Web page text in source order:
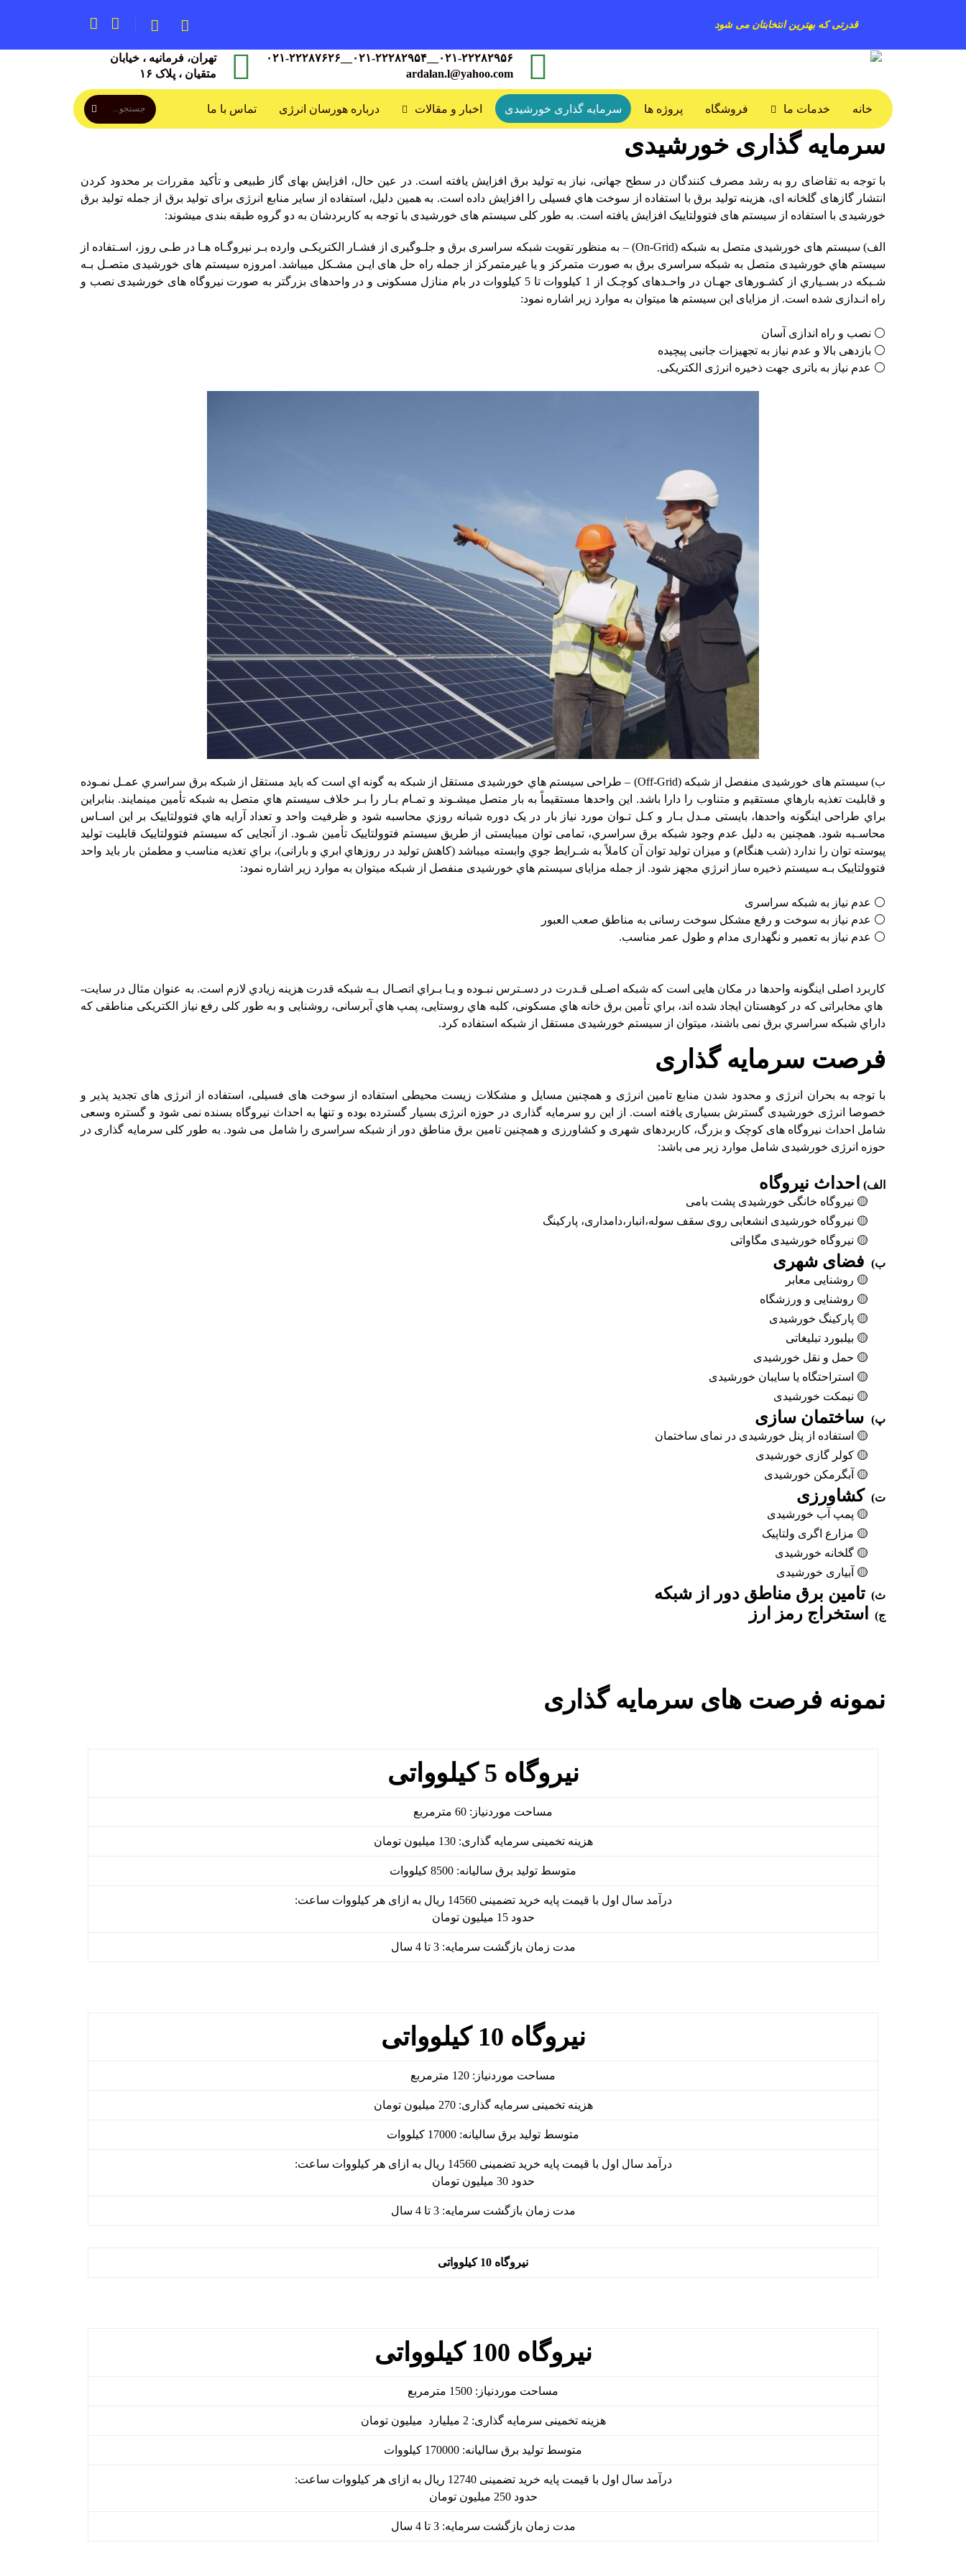
قدرتی که بهترین انتخابتان می شود
۰۲۱-۲۲۲۸۲۹۵۶__۰۲۱-۲۲۲۸۲۹۵۴__۰۲۱-۲۲۲۸۷۶۲۶
ardalan.l@yahoo.com
تهران، فرمانیه ، خیابان
متقیان ، پلاک ۱۶
خانه خدمات ما فروشگاه پروژه ها سرمایه گذاری خورشیدی اخبار و مقالات درباره هورسان انرژی تماس با ما
سرمایه گذاری خورشیدی
با توجه به تقاضای رو به رشد مصرف کنندگان در سطح جهانی، نیاز به تولید برق افزایش یافته است. در عین حال، افزایش بهای گاز طبیعی و تأکید مقررات بر محدود کردن
انتشار گازهای گلخانه­ ای، هزینه تولید برق با استفاده از سوخت هاي فسیلی را افزایش داده است. به همین دلیل، استفاده از سایر منابع انرژی برای تولید برق از جمله تولید برق
خورشیدی با استفاده از سیستم­ های فتوولتاییک افزایش یافته است. به­ طور کلی سیستم­ های خورشیدی با توجه به کاربردشان به دو گروه طبقه ­بندی می­شوند:
الف) سیستم ­های خورشیدی متصل به شبکه (On-Grid)– به ­منظور تقویت شبکه سراسری برق و جلـوگیری از فشـار الکتریکـی وارده بـر نیروگـاه ­هـا در طـی روز، اسـتفاده از
سیستم­ هاي خورشیدی متصل به شبکه سراسری برق به­ صورت متمرکز و یا غیرمتمرکز از جمله راه حل­ های ایـن مشـکل می­باشد. امروزه سیستم ­های خورشیدی متصـل بـه
شـبکه در بسـیاري از کشـورهای جهـان در واحـدهای کوچـک از 1 کیلووات تا 5 کیلووات در بام منازل مسکونی و در واحدهای بزرگتر به­ صورت نیروگاه­ های خورشیدی نصب و
راه­ انـدازی شده است. از مزایای این سیستم­ ها میتوان به موارد زیر اشاره نمود:
⚪ نصب و راه ­اندازی آسان
⚪ بازدهی بالا و عدم نیاز به تجهیزات جانبی پیچیده
⚪ عدم نیاز به باتری جهت ذخیره انرژی الکتریکی.
ب) سیستم ­های خورشیدی منفصل از شبکه (Off-Grid) – طراحی سیستم­ هاي خورشیدی مستقل از شبکه به­ گونه­ اي است که باید مستقل از شبکه برق سراسري عمـل نمـوده
و قابلیت تغذیه بارهاي مستقیم و متناوب را دارا باشد. این واحدها مستقیماً به بار متصل می­شـوند و تمـام بـار را بـر خلاف سیستم ­هاي متصل به شبکه تأمین می­نمایند. بنابراین
براي طراحی اینگونه واحدها، بایستی مـدل بـار و کـل تـوان مورد نیاز بار در یک دوره شبانه ­روزي محاسبه شود و ظرفیت واحد و تعداد آرایه ­هاي فتوولتاییک بر این اسـاس
محاسـبه شود. همچنین به دلیل عدم وجود شبکه برق سراسري، تمامی توان میبایستی از طریق سیستم فتوولتاییک تأمین شـود. از آنجایی که سیستم فتوولتاییک قابلیت تولید
پیوسته توان را ندارد (شب هنگام) و میزان تولید توان آن کاملاً به شـرایط جوي وابسته می­باشد (کاهش تولید در روزهاي ابري و بارانی)، براي تغذیه مناسب و مطمئن بار باید واحد
فتوولتاییک بـه سیستم ذخیره ­ساز انرژي مجهز شود. از جمله مزایای سیستم­ هاي خورشیدی منفصل از شبکه می­توان به موارد زیر اشاره نمود:
⚪ عدم نیاز به شبکه سراسری
⚪ عدم نیاز به سوخت و رفع مشکل سوخت رسانی به مناطق صعب العبور
⚪ عدم نیاز به تعمیر و نگهداری مدام و طول عمر مناسب.
کاربرد اصلی اینگونه واحدها در مکان­ هایی است که شبکه اصـلی قـدرت در دسـترس نبـوده و یـا بـراي اتصـال بـه شبکه قدرت هزینه زیادي لازم است. به­ عنوان مثال در سایت­
هاي مخابراتی که در کوهستان ایجاد شده­ اند، براي تأمین برق خانه­ هاي مسکونی، کلبه­ هاي روستایی، پمپ­ هاي آبرسانی، روشنایی و به­ طور کلی رفع نیاز الکتریکی مناطقی که
داراي شبکه سراسري برق نمی­ باشند، می­توان از سیستم خورشیدی مستقل از شبکه استفاده کرد.
فرصت سرمایه گذاری
با توجه به بحران انرژی و محدود شدن منابع تامین انرژی و همچنین مسایل و مشکلات زیست محیطی استفاده از سوخت های فسیلی، استفاده از انرژی های تجدید پذیر و
خصوصا انرژی خورشیدی گسترش بسیاری یافته است. از این رو سرمایه گذاری در حوزه انرژی بسیار گسترده بوده و تنها به احداث نیروگاه بسنده نمی شود و گستره وسعی
شامل احداث نیروگاه های کوچک و بزرگ، کاربردهای شهری و کشاورزی و همچنین تامین برق مناطق دور از شبکه سراسری را شامل می شود. به طور کلی سرمایه گذاری در
حوزه انرژی خورشیدی شامل موارد زیر می باشد:
الف) احداث نیروگاه
🟡 نیروگاه خانگی خورشیدی پشت بامی
🟡 نیروگاه خورشیدی انشعابی روی سقف سوله،انبار،دامداری، پارکینگ
🟡 نیروگاه خورشیدی مگاواتی
ب) فضای شهری
🟡 روشنایی معابر
🟡 روشنایی و ورزشگاه
🟡 پارکینگ خورشیدی
🟡 بیلبورد تبلیغاتی
🟡 حمل و نقل خورشیدی
🟡 استراحتگاه یا سایبان خورشیدی
🟡 نیمکت خورشیدی
پ) ساختمان سازی
🟡 استفاده از پنل خورشیدی در نمای ساختمان
🟡 کولر گازی خورشیدی
🟡 آبگرمکن خورشیدی
ت) کشاورزی
🟡 پمپ آب خورشیدی
🟡 مزارع اگری ولتاپیک
🟡 گلخانه خورشیدی
🟡 آبیاری خورشیدی
ث) تامین برق مناطق دور از شبکه
ج) استخراج رمز ارز
نمونه فرصت های سرمایه گذاری
نیروگاه 5 کیلوواتی
مساحت موردنیاز: 60 مترمربع
هزینه تخمینی سرمایه­ گذاری: 130 میلیون تومان
متوسط تولید برق سالیانه: 8500 کیلووات
درآمد سال اول با قیمت پایه خرید تضمینی 14560 ریال به ازای هر کیلووات ساعت:
حدود 15 میلیون تومان
مدت زمان بازگشت سرمایه: 3 تا 4 سال
نیروگاه 10 کیلوواتی
مساحت موردنیاز: 120 مترمربع
هزینه تخمینی سرمایه ­گذاری: 270 میلیون تومان
متوسط تولید برق سالیانه: 17000 کیلووات
درآمد سال اول با قیمت پایه خرید تضمینی 14560 ریال به ازای هر کیلووات ساعت:
حدود 30 میلیون تومان
مدت زمان بازگشت سرمایه: 3 تا 4 سال
نیروگاه 10 کیلوواتی
نیروگاه 100 کیلوواتی
مساحت موردنیاز: 1500 مترمربع
هزینه تخمینی سرمایه­ گذاری: 2 میلیارد میلیون تومان
متوسط تولید برق سالیانه: 170000 کیلووات
درآمد سال اول با قیمت پایه خرید تضمینی 12740 ریال به ازای هر کیلووات ساعت:
حدود 250 میلیون تومان
مدت زمان بازگشت سرمایه: 3 تا 4 سال